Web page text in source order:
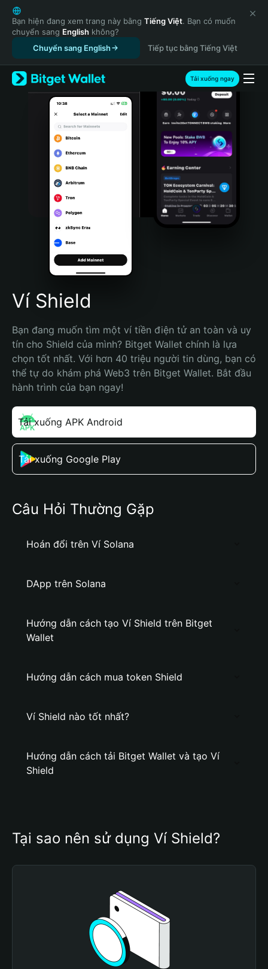
English
日本語
Tiếng Việt
Русский
Español (Latinoamérica)
Türkçe
Italiano
Português (Portugal)
Bahasa Indonesia
Português (Brasil)
Español (Argentina)
Bạn hiện đang xem trang này bằng Tiếng Việt. Bạn có muốn
chuyển sang English không?
Chuyển sang English
Tiếp tục bằng Tiếng Việt
Tải xuống ngay
Ví Shield
Bạn đang muốn tìm một ví tiền điện tử an toàn và uy
tín cho Shield của mình? Bitget Wallet chính là lựa
chọn tốt nhất. Với hơn 40 triệu người tin dùng, bạn có
thể tự do khám phá Web3 trên Bitget Wallet. Bắt đầu
hành trình của bạn ngay!
Tải xuống APK Android
Tải xuống Google Play
Câu Hỏi Thường Gặp
Hoán đổi trên Ví Solana
DApp trên Solana
Hướng dẫn cách tạo Ví Shield trên Bitget
Wallet
Hướng dẫn cách mua token Shield
Ví Shield nào tốt nhất?
Hướng dẫn cách tải Bitget Wallet và tạo Ví
Shield
Tại sao nên sử dụng Ví Shield?